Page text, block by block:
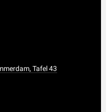
Tafel 43